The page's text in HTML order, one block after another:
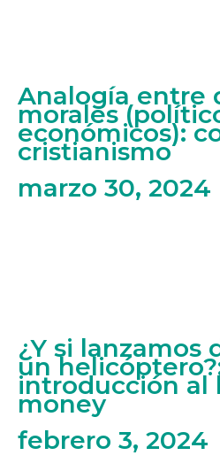
Analogía entre
morales
económicos):
cristianismo
marzo 30, 2024
¿Y si lanzamos
un
introducción al
money
febrero 3, 2024